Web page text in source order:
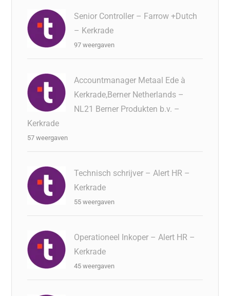
Senior Controller – Farrow +Dutch
– Kerkrade
97 weergaven
Accountmanager Metaal Ede à
Kerkrade,Berner Netherlands –
NL21 Berner Produkten b.v. –
Kerkrade
57 weergaven
Technisch schrijver – Alert HR –
Kerkrade
55 weergaven
Operationeel Inkoper – Alert HR –
Kerkrade
45 weergaven